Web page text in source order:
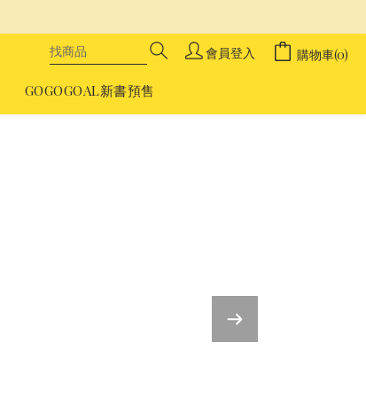
會員登入 購物車(0)
GOGOGOAL新書預售